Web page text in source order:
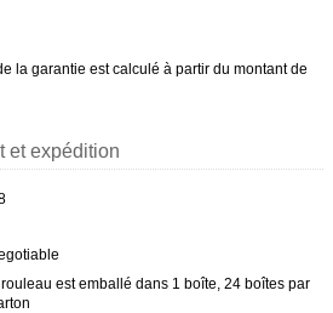
la garantie est calculé à partir du montant de
et expédition
rouleau est emballé dans 1 boîte, 24 boîtes par